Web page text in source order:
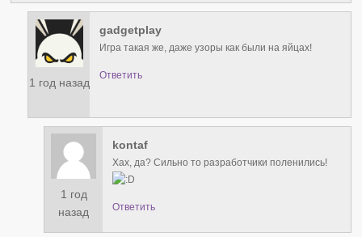
1 год назад
gadgetplay
Игра такая же, даже узоры как были на яйцах!
Ответить
1 год
назад
kontaf
Хах, да? Сильно то разработчики поленились!
Ответить